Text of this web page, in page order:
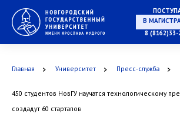
В
8 (8162)33-
Главная Университет Пресс-служба
450 студентов НовГУ научатся технологическому
создадут 60 стартапов